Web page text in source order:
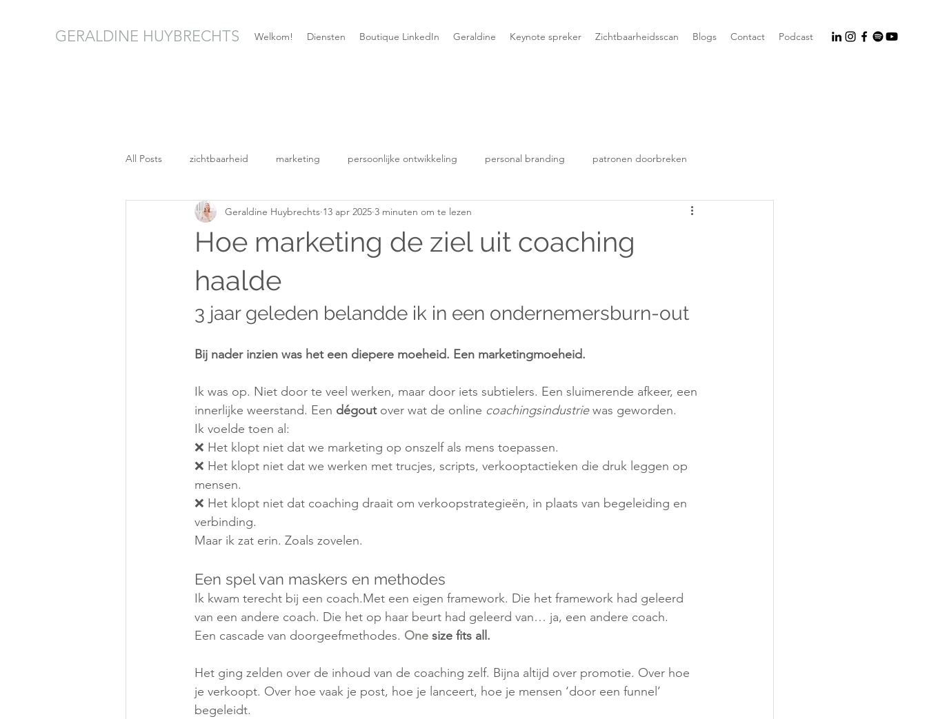
GERALDINE HUYBRECHTS Welkom! Diensten Boutique LinkedIn Geraldine Keynote spreker Zichtbaarheidsscan Blogs Contact Podcast
All Posts zichtbaarheid marketing persoonlijke ontwikkeling personal branding patronen doorbreken
Hoe marketing de ziel uit coaching
haalde
Geraldine Huybrechts 13 apr 2025 3 minuten om te lezen
3 jaar geleden belandde ik in een ondernemersburn-out
Bij nader inzien was het een diepere moeheid. Een marketingmoeheid.
Ik was op. Niet door te veel werken, maar door iets subtielers. Een sluimerende afkeer, een
innerlijke weerstand. Een dégout over wat de online coachingsindustrie was geworden.
Ik voelde toen al:
❌ Het klopt niet dat we marketing op onszelf als mens toepassen.
❌ Het klopt niet dat we werken met trucjes, scripts, verkooptactieken die druk leggen op
mensen.
❌ Het klopt niet dat coaching draait om verkoopstrategieën, in plaats van begeleiding en
verbinding.
Maar ik zat erin. Zoals zovelen.
Een spel van maskers en methodes
Ik kwam terecht bij een coach.Met een eigen framework. Die het framework had geleerd
van een andere coach. Die het op haar beurt had geleerd van… ja, een andere coach.
Een cascade van doorgeefmethodes. One size fits all.
Het ging zelden over de inhoud van de coaching zelf. Bijna altijd over promotie. Over hoe
je verkoopt. Over hoe vaak je post, hoe je lanceert, hoe je mensen ‘door een funnel’
begeleidt.